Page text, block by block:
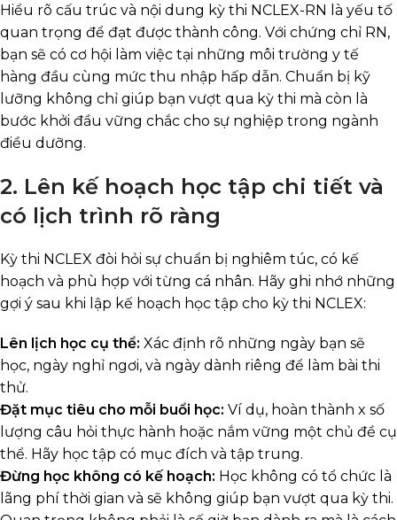
Hiểu rõ cấu trúc và nội dung kỳ thi NCLEX-RN là yếu tố
quan trọng để đạt được thành công. Với chứng chỉ RN,
bạn sẽ có cơ hội làm việc tại những môi trường y tế
hàng đầu cùng mức thu nhập hấp dẫn. Chuẩn bị kỹ
lưỡng không chỉ giúp bạn vượt qua kỳ thi mà còn là
bước khởi đầu vững chắc cho sự nghiệp trong ngành
điều dưỡng.
2. Lên kế hoạch học tập chi tiết và
có lịch trình rõ ràng
Kỳ thi NCLEX đòi hỏi sự chuẩn bị nghiêm túc, có kế
hoạch và phù hợp với từng cá nhân. Hãy ghi nhớ những
gợi ý sau khi lập kế hoạch học tập cho kỳ thi NCLEX:
Lên lịch học cụ thể: Xác định rõ những ngày bạn sẽ
học, ngày nghỉ ngơi, và ngày dành riêng để làm bài thi
thử.
Đặt mục tiêu cho mỗi buổi học: Ví dụ, hoàn thành x số
lượng câu hỏi thực hành hoặc nắm vững một chủ đề cụ
thể. Hãy học tập có mục đích và tập trung.
Đừng học không có kế hoạch: Học không có tổ chức là
lãng phí thời gian và sẽ không giúp bạn vượt qua kỳ thi.